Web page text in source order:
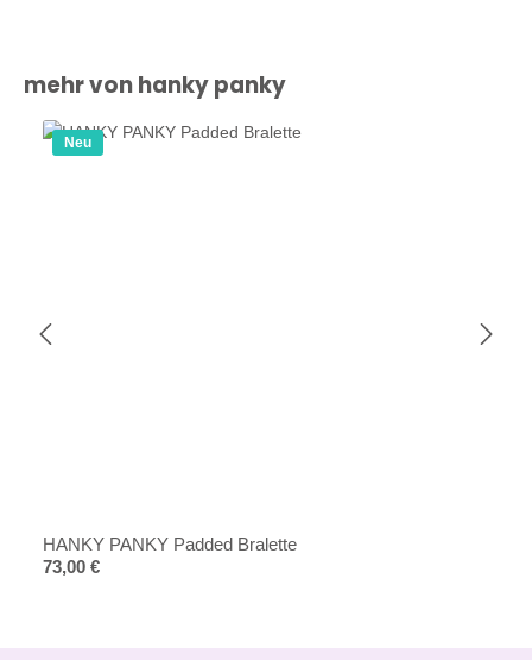
Produktgalerie überspringen
mehr von hanky panky
Neu
HANKY PANKY Padded Bralette
Regulärer Preis:
73,00 €